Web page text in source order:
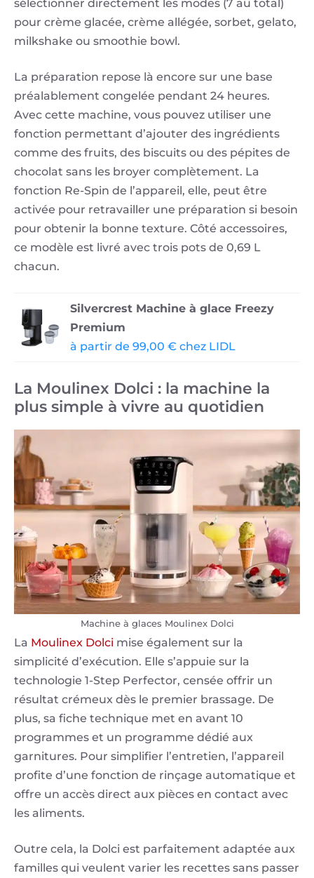
sélectionner directement les modes (7 au total)
pour crème glacée, crème allégée, sorbet, gelato,
milkshake ou smoothie bowl.
La préparation repose là encore sur une base
préalablement congelée pendant 24 heures.
Avec cette machine, vous pouvez utiliser une
fonction permettant d’ajouter des ingrédients
comme des fruits, des biscuits ou des pépites de
chocolat sans les broyer complètement. La
fonction Re-Spin de l’appareil, elle, peut être
activée pour retravailler une préparation si besoin
pour obtenir la bonne texture. Côté accessoires,
ce modèle est livré avec trois pots de 0,69 L
chacun.
Silvercrest Machine à glace Freezy
Premium
à partir de 99,00 € chez LIDL
La Moulinex Dolci : la machine la
plus simple à vivre au quotidien
Machine à glaces Moulinex Dolci
La Moulinex Dolci mise également sur la
simplicité d’exécution. Elle s’appuie sur la
technologie 1-Step Perfector, censée offrir un
résultat crémeux dès le premier brassage. De
plus, sa fiche technique met en avant 10
programmes et un programme dédié aux
garnitures. Pour simplifier l’entretien, l’appareil
profite d’une fonction de rinçage automatique et
offre un accès direct aux pièces en contact avec
les aliments.
Outre cela, la Dolci est parfaitement adaptée aux
familles qui veulent varier les recettes sans passer